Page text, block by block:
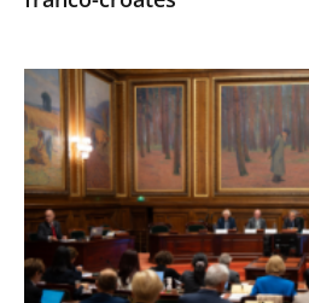
14e
congrès
de
l'Association
internationale
des
juges